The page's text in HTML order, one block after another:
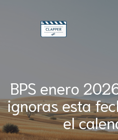
BPS enero
ignoras esta
el